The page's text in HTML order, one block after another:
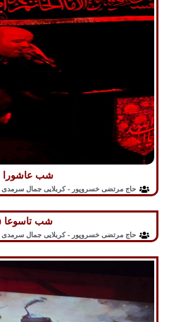
شب عاشورا ۱۴۰۵
حاج مرتضی خسروپور - کربلایی جمال سرمدی
شب تاسوعا ۱۴۰۵
حاج مرتضی خسروپور - کربلایی جمال سرمدی